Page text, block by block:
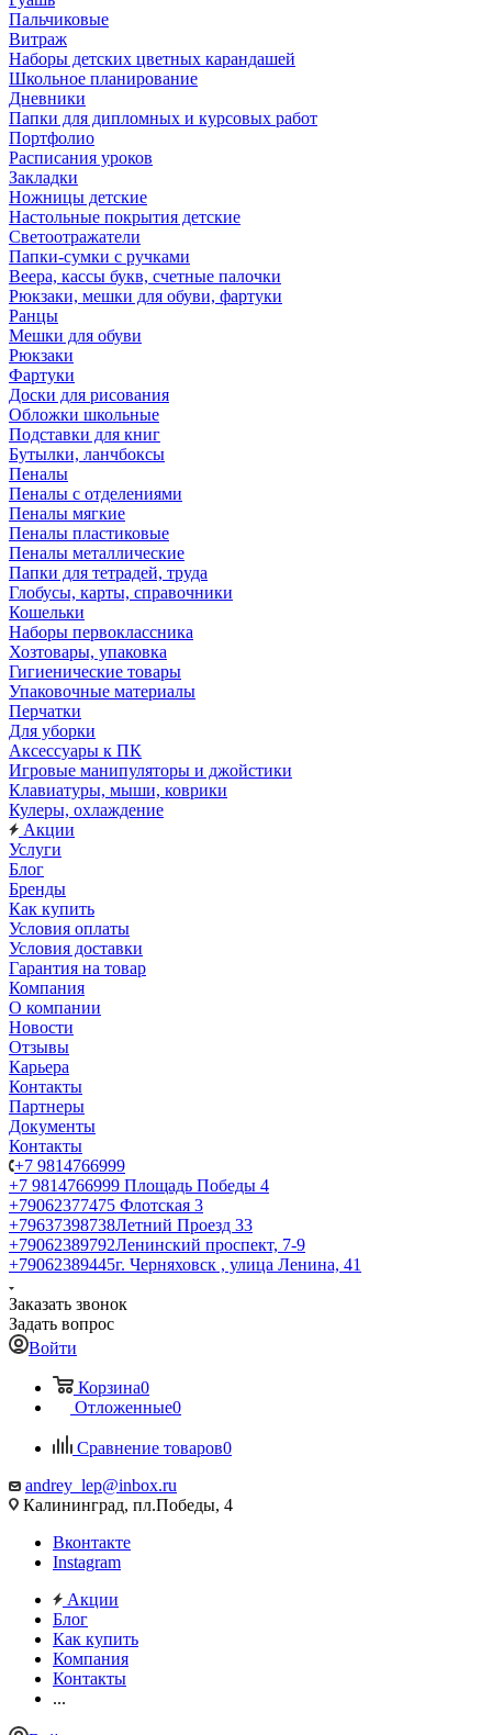
Пальчиковые
Витраж
Наборы детских цветных карандашей
Школьное планирование
Дневники
Папки для дипломных и курсовых работ
Портфолио
Расписания уроков
Закладки
Ножницы детские
Настольные покрытия детские
Светоотражатели
Папки-сумки с ручками
Веера, кассы букв, счетные палочки
Рюкзаки, мешки для обуви, фартуки
Ранцы
Мешки для обуви
Рюкзаки
Фартуки
Доски для рисования
Обложки школьные
Подставки для книг
Бутылки, ланчбоксы
Пеналы
Пеналы с отделениями
Пеналы мягкие
Пеналы пластиковые
Пеналы металлические
Папки для тетрадей, труда
Глобусы, карты, справочники
Кошельки
Наборы первоклассника
Хозтовары, упаковка
Гигиенические товары
Упаковочные материалы
Перчатки
Для уборки
Аксессуары к ПК
Игровые манипуляторы и джойстики
Клавиатуры, мыши, коврики
Кулеры, охлаждение
Акции
Услуги
Блог
Бренды
Как купить
Условия оплаты
Условия доставки
Гарантия на товар
Компания
О компании
Новости
Отзывы
Карьера
Контакты
Партнеры
Документы
Контакты
+7 9814766999
+7 9814766999 Площадь Победы 4
+79062377475 Флотская 3
+79637398738Летний Проезд 33
+79062389792Ленинский проспект, 7-9
+79062389445г. Черняховск , улица Ленина, 41
Заказать звонок
Задать вопрос
Войти
Корзина0
Отложенные0
Сравнение товаров0
andrey_lep@inbox.ru
Калининград, пл.Победы, 4
Вконтакте
Instagram
Акции
Блог
Как купить
Компания
Контакты
...